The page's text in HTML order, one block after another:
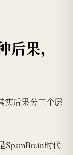
果，
实后果分三个层
SpamBrain时代